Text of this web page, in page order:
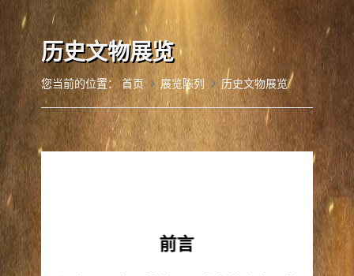
历史文物展览
您当前的位置： 首页 展览陈列 历史文物展览
前言